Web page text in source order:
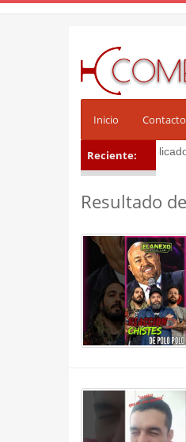
Inicio Contacto
Reciente:
Publicado en:
Resultado